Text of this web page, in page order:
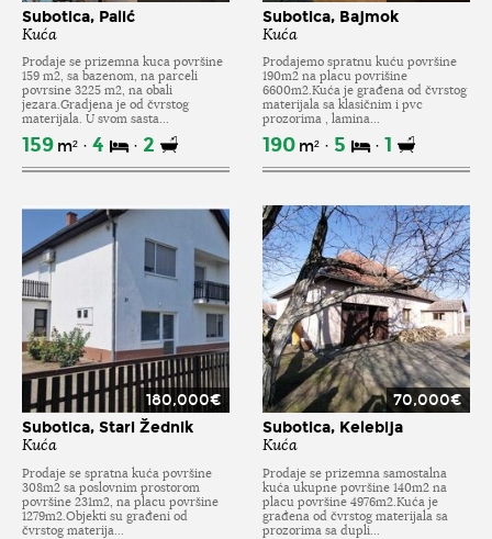
Subotica, Palić
Kuća
Prodaje se prizemna kuca površine
159 m2, sa bazenom, na parceli
povrsine 3225 m2, na obali
jezara.Gradjena je od čvrstog
materijala. U svom sasta...
159 m² 4 2
Subotica, Bajmok
Kuća
Prodajemo spratnu kuću površine
190m2 na placu povrišine
6600m2.Kuća je građena od čvrstog
materijala sa klasičnim i pvc
prozorima , lamina...
190 m² 5 1
180,000€
Subotica, Stari Žednik
Kuća
Prodaje se spratna kuća površine
308m2 sa poslovnim prostorom
površine 231m2, na placu površine
1279m2.Objekti su građeni od
čvrstog materija...
70,000€
Subotica, Kelebija
Kuća
Prodaje se prizemna samostalna
kuća ukupne površine 140m2 na
placu površine 4976m2.Kuća je
građena od čvrstog materijala sa
prozorima sa dupli...